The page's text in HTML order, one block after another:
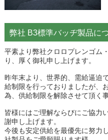
弊社 B3標準バッヂ製品に
平素より弊社クロロプレンゴム
り、厚く御礼申し上げます。
昨年末より、世界的、需給逼迫
給制限を行っておりましたが、
為、供給制限を解除させて頂く
皆様にはご理解ならびにご協力
謝申し上げます。
今後も安定供給を最優先に努力